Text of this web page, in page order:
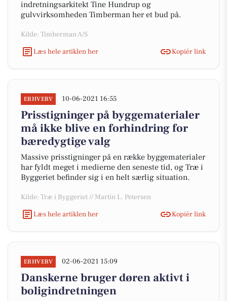
indretningsarkitekt Tine Hundrup og
gulvvirksomheden Timberman her et bud på.
Kilde: Timberman A/S
Læs hele artiklen her
Kopiér link
ERHVERV 10-06-2021 16:55
Prisstigninger på byggematerialer
må ikke blive en forhindring for
bæredygtige valg
Massive prisstigninger på en række byggematerialer
har fyldt meget i medierne den seneste tid, og Træ i
Byggeriet befinder sig i en helt særlig situation.
Kilde: Træ i Byggeriet // Martin L. Petersen
Læs hele artiklen her
Kopiér link
ERHVERV 02-06-2021 15:09
Danskerne bruger døren aktivt i
boligindretningen